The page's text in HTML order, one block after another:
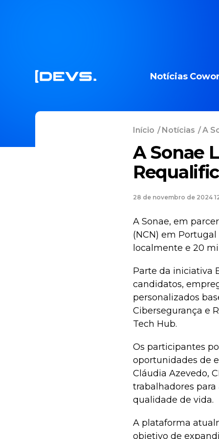
Notícias
Início /Notícias /A
A Sonae
28 de novembro de 2024
A Sonae, em
(NCN) em
localmente e 20
Parte da iniciativa
candidatos,
personalizados
Cibersegurança e
Tech Hub.
Os participantes
oportunidades de
Cláudia Azevedo,
trabalhadores
qualidade de vida.
A plataforma
objetivo de